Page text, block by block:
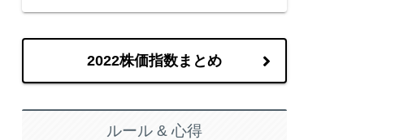
2022株価指数まとめ
ルール & 心得